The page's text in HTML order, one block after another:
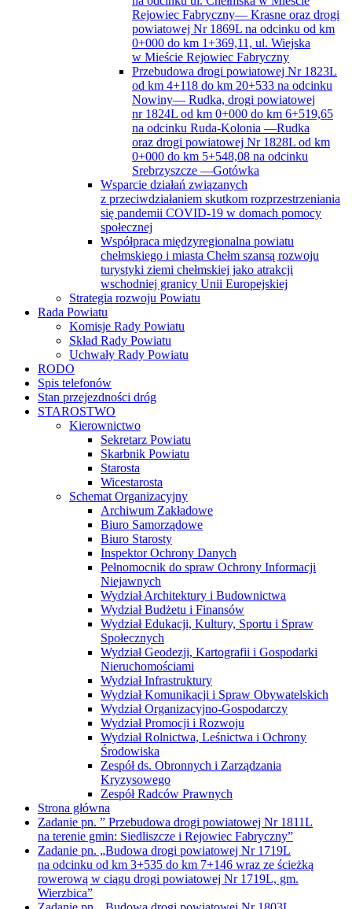
Rejowiec Fabryczny— Krasne oraz drogi
powiatowej Nr 1869L na odcinku od km
0+000 do km 1+369,11, ul. Wiejska
w Mieście Rejowiec Fabryczny
Przebudowa drogi powiatowej Nr 1823L
od km 4+118 do km 20+533 na odcinku
Nowiny— Rudka, drogi powiatowej
nr 1824L od km 0+000 do km 6+519,65
na odcinku Ruda-Kolonia —Rudka
oraz drogi powiatowej Nr 1828L od km
0+000 do km 5+548,08 na odcinku
Srebrzyszcze —Gotówka
Wsparcie działań związanych
z przeciwdziałaniem skutkom rozprzestrzeniania
się pandemii COVID-19 w domach pomocy
społecznej
Współpraca międzyregionalna powiatu
chełmskiego i miasta Chełm szansą rozwoju
turystyki ziemi chełmskiej jako atrakcji
wschodniej granicy Unii Europejskiej
Strategia rozwoju Powiatu
Rada Powiatu
Komisje Rady Powiatu
Skład Rady Powiatu
Uchwały Rady Powiatu
RODO
Spis telefonów
Stan przejezdności dróg
STAROSTWO
Kierownictwo
Sekretarz Powiatu
Skarbnik Powiatu
Starosta
Wicestarosta
Schemat Organizacyjny
Archiwum Zakładowe
Biuro Samorządowe
Biuro Starosty
Inspektor Ochrony Danych
Pełnomocnik do spraw Ochrony Informacji
Niejawnych
Wydział Architektury i Budownictwa
Wydział Budżetu i Finansów
Wydział Edukacji, Kultury, Sportu i Spraw
Społecznych
Wydział Geodezji, Kartografii i Gospodarki
Nieruchomościami
Wydział Infrastruktury
Wydział Komunikacji i Spraw Obywatelskich
Wydział Organizacyjno-Gospodarczy
Wydział Promocji i Rozwoju
Wydział Rolnictwa, Leśnictwa i Ochrony
Środowiska
Zespół ds. Obronnych i Zarządzania
Kryzysowego
Zespół Radców Prawnych
Strona główna
Zadanie pn. ” Przebudowa drogi powiatowej Nr 1811L
na terenie gmin: Siedliszcze i Rejowiec Fabryczny”
Zadanie pn. „Budowa drogi powiatowej Nr 1719L
na odcinku od km 3+535 do km 7+146 wraz ze ścieżką
rowerową w ciągu drogi powiatowej Nr 1719L, gm.
Wierzbica”